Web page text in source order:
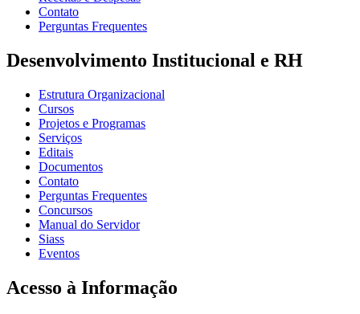
Contato
Perguntas Frequentes
Desenvolvimento Institucional e RH
Estrutura Organizacional
Cursos
Projetos e Programas
Serviços
Editais
Documentos
Contato
Perguntas Frequentes
Concursos
Manual do Servidor
Siass
Eventos
Acesso à Informação